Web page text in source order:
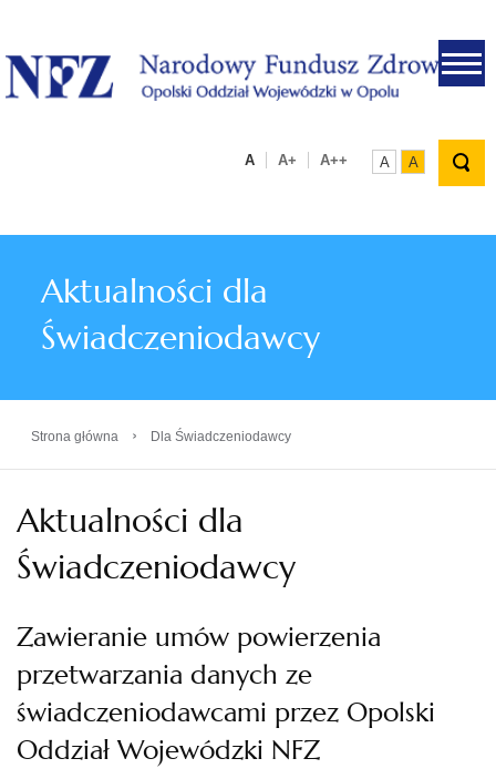
.
A A+ A++ A A
Aktualności dla
Świadczeniodawcy
Strona główna › Dla Świadczeniodawcy
Aktualności dla
Świadczeniodawcy
Zawieranie umów powierzenia
przetwarzania danych ze
świadczeniodawcami przez Opolski
Oddział Wojewódzki NFZ